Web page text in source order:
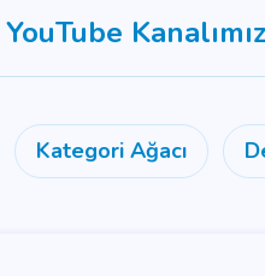
YouTube
Kategori Ağacı